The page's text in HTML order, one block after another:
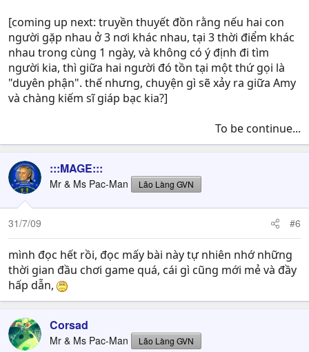
[coming up next: truyền thuyết đồn rằng nếu hai con
người gặp nhau ở 3 nơi khác nhau, tại 3 thời điểm khác
nhau trong cùng 1 ngày, và không có ý định đi tìm
người kia, thì giữa hai người đó tồn tại một thứ gọi là
"duyên phận". thế nhưng, chuyện gì sẽ xảy ra giữa Amy
và chàng kiếm sĩ giáp bạc kia?]
To be continue...​
:::MAGE:::
Mr & Ms Pac-Man Lão Làng GVN
31/7/09 #6
mình đọc hết rồi, đọc mấy bài này tự nhiên nhớ những
thời gian đầu chơi game quá, cái gì cũng mới mẻ và đầy
hấp dẫn,
Corsad
Mr & Ms Pac-Man Lão Làng GVN